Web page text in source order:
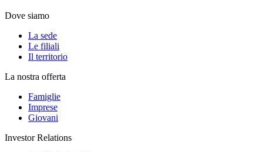
Dove siamo
La sede
Le filiali
Il territorio
La nostra offerta
Famiglie
Imprese
Giovani
Investor Relations